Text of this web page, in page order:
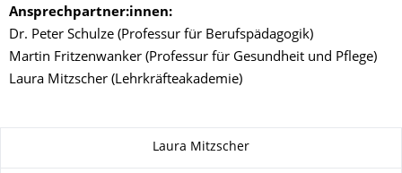
Ansprechpartner:innen:
Dr. Peter Schulze (Professur für Berufspädagogik)
Martin Fritzenwanker (Professur für Gesundheit und Pflege)
Laura Mitzscher (Lehrkräfteakademie)
Laura Mitzscher